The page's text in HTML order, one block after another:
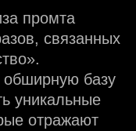
промта
связанных
обширную базу
уникальные
отражают